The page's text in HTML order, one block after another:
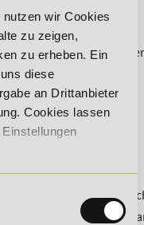
wir Cookies
zu zeigen,
zu erheben. Ein
diese
an Drittanbieter
Cookies lassen
Schwierigkeiten?
Gebers in den
Auch die
Gebühren,